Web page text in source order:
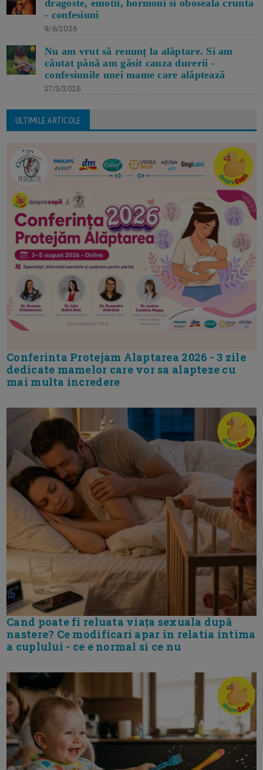
dragoste, emotii, hormoni si oboseala crunta
- confesiuni
9/6/2026
Nu am vrut să renunț la alăptare. Si am
căutat până am găsit cauza durerii -
confesiunile unei mame care alăptează
27/3/2026
ULTIMILE ARTICOLE
Conferinta Protejam Alaptarea 2026 - 3 zile
dedicate mamelor care vor sa alapteze cu
mai multa incredere
Cand poate fi reluata viața sexuala după
nastere? Ce modificari apar in relatia intima
a cuplului - ce e normal si ce nu